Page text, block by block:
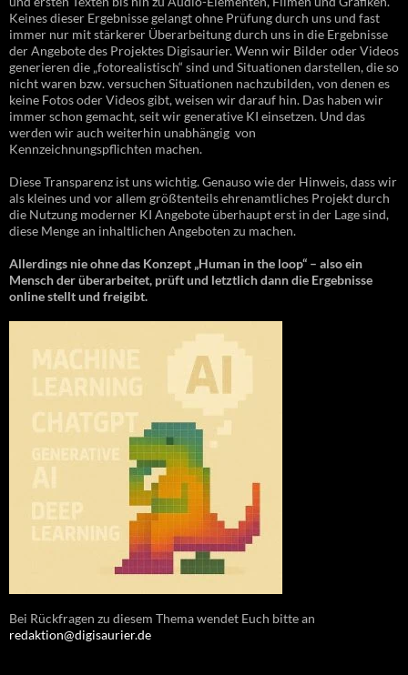
Keines dieser Ergebnisse gelangt ohne Prüfung durch uns und fast
immer nur mit stärkerer Überarbeitung durch uns in die Ergebnisse
der Angebote des Projektes Digisaurier. Wenn wir Bilder oder Videos
generieren die „fotorealistisch“ sind und Situationen darstellen, die so
nicht waren bzw. versuchen Situationen nachzubilden, von denen es
keine Fotos oder Videos gibt, weisen wir darauf hin. Das haben wir
immer schon gemacht, seit wir generative KI einsetzen. Und das
werden wir auch weiterhin unabhängig von
Kennzeichnungspflichten machen.
Diese Transparenz ist uns wichtig. Genauso wie der Hinweis, dass wir
als kleines und vor allem größtenteils ehrenamtliches Projekt durch
die Nutzung moderner KI Angebote überhaupt erst in der Lage sind,
diese Menge an inhaltlichen Angeboten zu machen.
Allerdings nie ohne das Konzept „Human in the loop“ – also ein
Mensch der überarbeitet, prüft und letztlich dann die Ergebnisse
online stellt und freigibt.
Bei Rückfragen zu diesem Thema wendet Euch bitte an
redaktion@digisaurier.de